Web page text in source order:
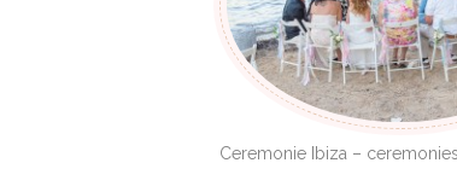
Ceremonie Ibiza –